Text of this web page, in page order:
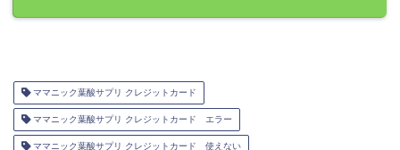
ママニック葉酸サプリ クレジットカード
ママニック葉酸サプリ クレジットカード エラー
ママニック葉酸サプリ クレジットカード 使えない